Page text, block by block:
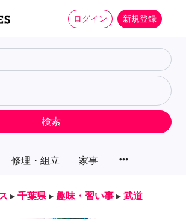
ログイン 新規登録
修理・組立 家事 more_horiz
検索
▸ 千葉県 ▸ 趣味・習い事 ▸ 武道